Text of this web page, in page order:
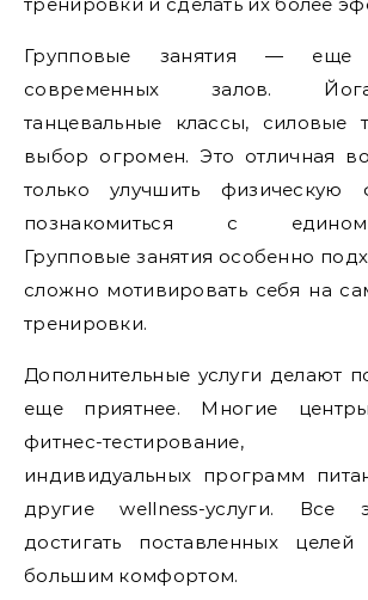
Групповые занятия —
современных залов.
танцевальные классы, силовые
выбор огромен. Это отличная
только улучшить
познакомиться с
Групповые занятия особенно
сложно мотивировать себя на
тренировки.
Дополнительные услуги делают
еще приятнее. Многие
фитнес-тестирование,
индивидуальных программ
другие wellness-услуги. Все
достигать поставленных
большим комфортом.